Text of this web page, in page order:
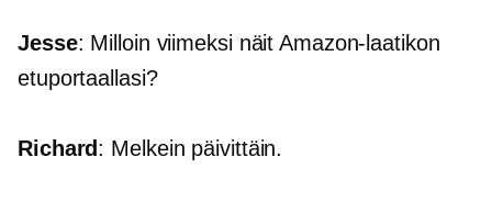
Jesse: Milloin viimeksi näit Amazon-laatikon
etuportaallasi?
Richard: Melkein päivittäin.